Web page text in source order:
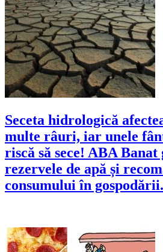
Seceta hidrologică
multe râuri, iar unele
riscă să sece! ABA Banat
rezervele de apă și
consumului în gospodării.